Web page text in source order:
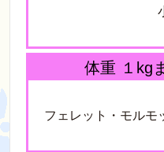
体重 １kg
フェレット・モルモ